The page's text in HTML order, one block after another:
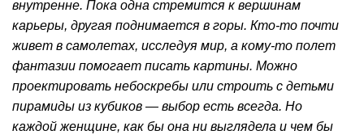
внутренне. Пока одна стремится к вершинам
карьеры, другая поднимается в горы. Кто-то почти
живет в самолетах, исследуя мир, а кому-то полет
фантазии помогает писать картины. Можно
проектировать небоскребы или строить с детьми
пирамиды из кубиков — выбор есть всегда. Но
каждой женщине, как бы она ни выглядела и чем бы